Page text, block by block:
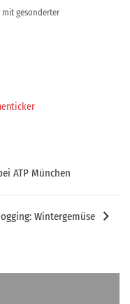
mit gesonderter
ATP München
Wintergemüse